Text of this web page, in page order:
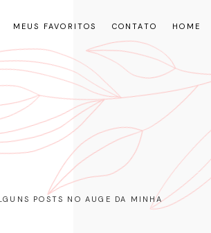
MEUS FAVORITOS CONTATO HOME
POSTS NO AUGE DA MINHA